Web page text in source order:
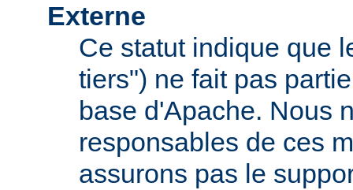
Externe
Ce statut indique que
tiers") ne fait pas
base d'Apache. Nous
responsables de ces
assurons pas le